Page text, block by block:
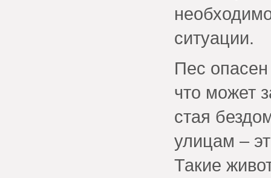
ситуации.
Пес
что может
стая
улицам –
Такие